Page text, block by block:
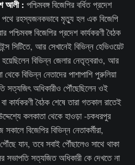
আলী : পশ্চিমবঙ্গ বিজেপির বর্ধিত প্রদেশ
পথে রহস্যজনকভাবে মৃত্যু হল এক বিজেপি
পশ্চিমবঙ্গ বিজেপির প্রদেশ কার্যকরণী বৈঠক
সিটিতে, আর সেখানেই বিভিন্ন হেভিওয়েট
হয়েছিলেন বিভিন্ন জেলার নেতৃত্বরাও, আর
বিভিন্ন নেতাদের পাশাপাশি পুরুলিয়া
সত্যজিৎ অধিকারীও পৌঁছেছিলেন ওই
কার্যকরণী বৈঠক শেষে তারা গতকাল রাতেই
কলকাতা থেকে হাওড়া -চকধরপুর
বিজেপির বিভিন্ন নেতাকর্মীরা,
যান, তবে সবাই পৌঁছালেও সাথে থাকা
সভাপতি সত্যজিত অধিকারী কে দেখতে না